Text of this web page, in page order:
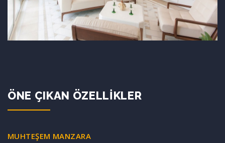
ÖNE ÇIKAN ÖZELLIKLER
MUHTEŞEM MANZARA